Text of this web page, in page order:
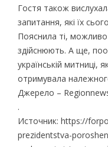
Гостя також
запитання, які їх
Пояснила ті, можливо
здійснюють. А ще,
українській митниці,
отримувала
Джерело –
.
Источник: https://
prezidentstva-